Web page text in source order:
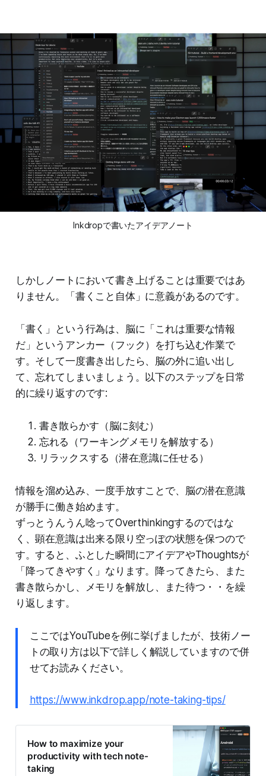
Inkdropで書いたアイデアノート
しかしノートにおいて書き上げることは重要ではあ
りません。「書くこと自体」に意義があるのです。
「書く」という行為は、脳に「これは重要な情報
だ」というアンカー（フック）を打ち込む作業で
す。そして一度書き出したら、脳の外に追い出し
て、忘れてしまいましょう。以下のステップを日常
的に繰り返すのです:
書き散らかす（脳に刻む）
忘れる（ワーキングメモリを解放する）
リラックスする（潜在意識に任せる）
情報を溜め込み、一度手放すことで、脳の潜在意識
が勝手に働き始めます。
ずっとうんうん唸ってOverthinkingするのではな
く、顕在意識は出来る限り空っぽの状態を保つので
す。すると、ふとした瞬間にアイデアやThoughtsが
「降ってきやすく」なります。降ってきたら、また
書き散らかし、メモリを解放し、また待つ・・を繰
り返します。
ここではYouTubeを例に挙げましたが、技術ノー
トの取り方は以下で詳しく解説していますので併
せてお読みください。
https://www.inkdrop.app/note-taking-tips/
How to maximize your
productivity with tech note-
taking